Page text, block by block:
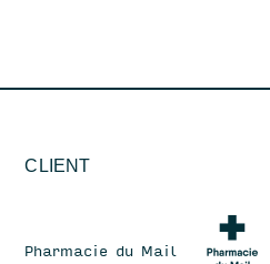
CLIENT
Pharmacie du Mail